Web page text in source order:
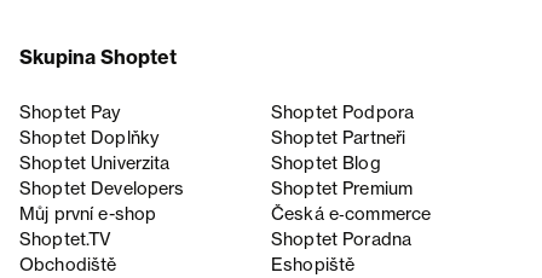
Skupina Shoptet
Shoptet Pay
Shoptet Podpora
Shoptet Doplňky
Shoptet Partneři
Shoptet Univerzita
Shoptet Blog
Shoptet Developers
Shoptet Premium
Můj první e-shop
Česká e‑commerce
Shoptet.TV
Shoptet Poradna
Obchodiště
Eshopiště